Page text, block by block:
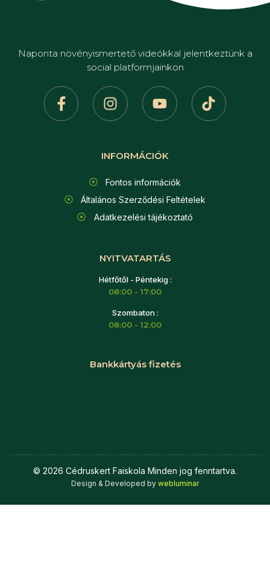
Naponta növényismertető videókkal jelentkeztünk a
social platformjainkon
INFORMÁCIÓK
Fontos információk
Általános Szerződési Feltételek
Adatkezelési tájékoztató
NYITVATARTÁS
Hétfőtől - Péntekig :
08:00 - 17:00
Szombaton :
08:00 - 12:00
Bankkártyás fizetés
© 2026 Cédruskert Faiskola Minden jog fenntartva.
Design & Developed by webluminar